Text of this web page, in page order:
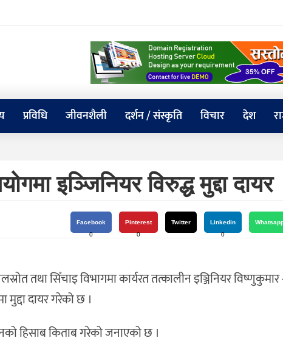
प्रविधि जीवनशैली दर्शन / संस्कृति विचार देश
इञ्जिनियर विरुद्ध मुद्दा दायर
Facebook
0
Pinterest
0
Twitter
Linkedin
0
तथा सिँचाइ विभागमा कार्यरत तत्कालीन इञ्जिनियर विष्णुकुमार
दायर गरेको छ ।
हिसाब किताब गरेको जनाएको छ ।